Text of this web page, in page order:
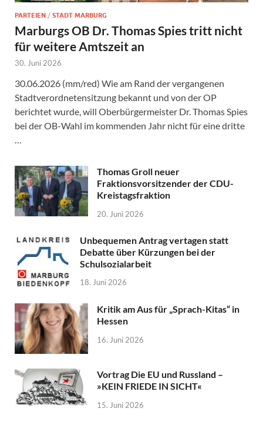
PARTEIEN / STADT MARBURG
Marburgs OB Dr. Thomas Spies tritt nicht
für weitere Amtszeit an
30. Juni 2026
30.06.2026 (mm/red) Wie am Rand der vergangenen
Stadtverordnetensitzung bekannt und von der OP
berichtet wurde, will Oberbürgermeister Dr. Thomas Spies
bei der OB-Wahl im kommenden Jahr nicht für eine dritte
…
Thomas Groll neuer
Fraktionsvorsitzender der CDU-
Kreistagsfraktion
20. Juni 2026
Unbequemen Antrag vertagen statt
Debatte über Kürzungen bei der
Schulsozialarbeit
18. Juni 2026
Kritik am Aus für „Sprach-Kitas“ in
Hessen
16. Juni 2026
Vortrag Die EU und Russland –
»KEIN FRIEDE IN SICHT«
15. Juni 2026